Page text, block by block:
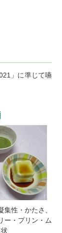
」に準じて嚥
性・かたさ、
ー・プリン・ム